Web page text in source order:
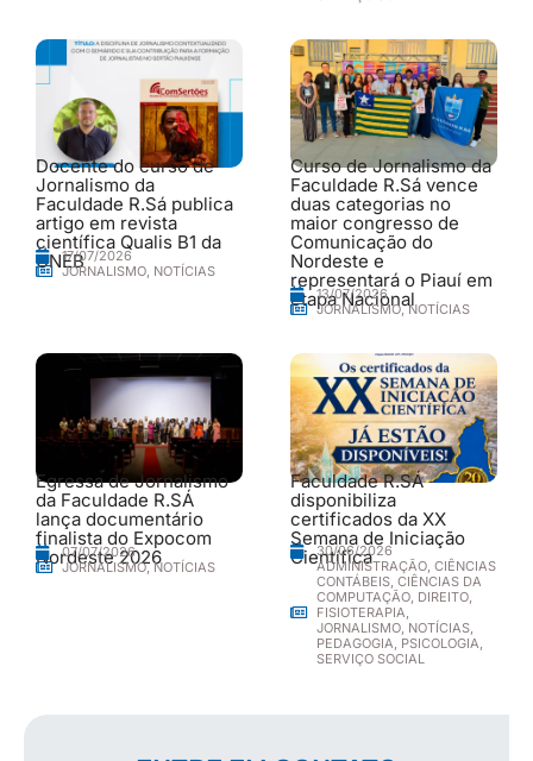
Docente do curso de
Jornalismo da
Faculdade R.Sá publica
artigo em revista
científica Qualis B1 da
UNEB17/07/2026
JORNALISMO, NOTÍCIAS
Curso de Jornalismo da
Faculdade R.Sá vence
duas categorias no
maior congresso de
Comunicação do
Nordeste e
representará o Piauí em
etapa Nacional
13/07/2026
JORNALISMO,NOTÍCIAS
Egressa de Jornalismo
da Faculdade R.SÁ
lança documentário
finalista do Expocom
Nordeste 2026
07/07/2026
JORNALISMO,NOTÍCIAS
Faculdade R.SÁ
disponibiliza
certificados da XX
Semana de Iniciação
Científica
30/06/2026
ADMINISTRAÇÃO, CIÊNCIAS
CONTÁBEIS, CIÊNCIAS DA
COMPUTAÇÃO, DIREITO,
FISIOTERAPIA,
JORNALISMO, NOTÍCIAS,
PEDAGOGIA, PSICOLOGIA,
SERVIÇO SOCIAL